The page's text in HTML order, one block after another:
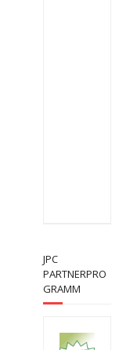
JPC
PARTNERPRO
GRAMM